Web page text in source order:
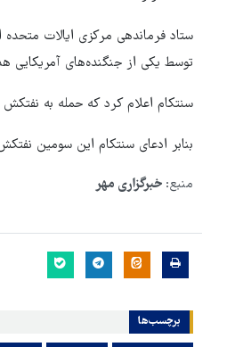
ستاد فرماندهی مرکزی ایالات
توسط یکی از جنگنده‌های آمریکایی
سنتکام اعلام کرد که حمله به نفتکش گالویر در روز ۱۰ ژوئن و به دلیل تلاش برای
بنابر ادعای سنتکام این سومین
منبع: خبرگزاری مهر
برچسب‌ها